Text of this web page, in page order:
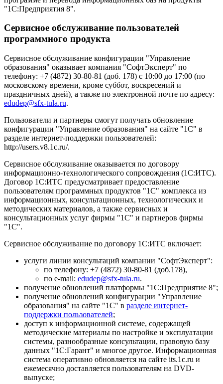
"1С:Предприятия 8".
Сервисное обслуживание пользователей
программного продукта
Сервисное обслуживание конфигурации "Управление
образования" оказывает компания "СофтЭксперт" по
телефону: +7 (4872) 30-80-81 (доб. 178) с 10:00 до 17:00 (по
московскому времени, кроме суббот, воскресений и
праздничных дней), а также по электронной почте по адресу:
edudep@sfx-tula.ru.
Пользователи и партнеры смогут получать обновление
конфигурации "Управление образования" на сайте "1С" в
разделе интернет-поддержки пользователей:
http://users.v8.1c.ru/.
Сервисное обслуживание оказывается по договору
информационно-технологического сопровождения (1С:ИТС).
Договор 1С:ИТС предусматривает предоставление
пользователям программных продуктов "1С" комплекса из
информационных, консультационных, технологических и
методических материалов, а также сервисных и
консультационных услуг фирмы "1С" и партнеров фирмы
"1С".
Сервисное обслуживание по договору 1С:ИТС включает:
услуги линии консультаций компании "СофтЭксперт":
по телефону: +7 (4872) 30-80-81 (доб.178),
по e-mail: edudep@sfx-tula.ru.
получение обновлений платформы "1С:Предприятие 8";
получение обновлений конфигурации "Управление
образования" на сайте "1С" в разделе интернет-
поддержки пользователей;
доступ к информационной системе, содержащей
методические материалы по настройке и эксплуатации
системы, разнообразные консультации, правовую базу
данных "1С:Гарант" и многое другое. Информационная
система оперативно обновляется на сайте its.1c.ru и
ежемесячно доставляется пользователям на DVD-
выпуске;